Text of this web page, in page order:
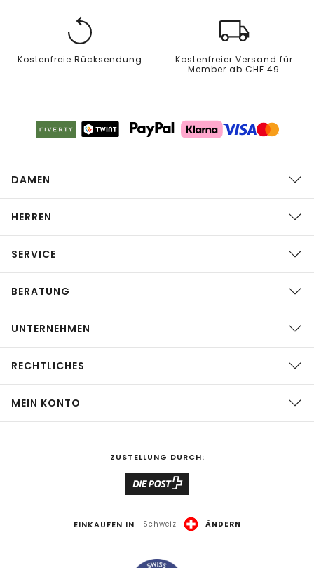
Kostenfreie Rücksendung
Kostenfreier Versand für
Member ab CHF 49
DAMEN
HERREN
SERVICE
BERATUNG
UNTERNEHMEN
RECHTLICHES
MEIN KONTO
ZUSTELLUNG DURCH:
EINKAUFEN IN Schweiz ÄNDERN